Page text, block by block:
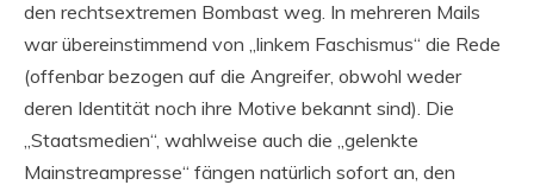
den rechtsextremen Bombast weg. In mehreren Mails
war übereinstimmend von „linkem Faschismus“ die Rede
(offenbar bezogen auf die Angreifer, obwohl weder
deren Identität noch ihre Motive bekannt sind). Die
„Staatsmedien“, wahlweise auch die „gelenkte
Mainstreampresse“ fängen natürlich sofort an, den